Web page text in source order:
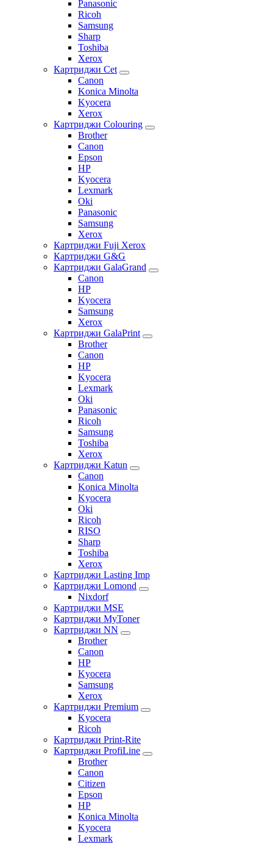
Panasonic
Ricoh
Samsung
Sharp
Toshiba
Xerox
Картриджи Cet
Canon
Konica Minolta
Kyocera
Xerox
Картриджи Colouring
Brother
Canon
Epson
HP
Kyocera
Lexmark
Oki
Panasonic
Samsung
Xerox
Картриджи Fuji Xerox
Картриджи G&G
Картриджи GalaGrand
Canon
HP
Kyocera
Samsung
Xerox
Картриджи GalaPrint
Brother
Canon
HP
Kyocera
Lexmark
Oki
Panasonic
Ricoh
Samsung
Toshiba
Xerox
Картриджи Katun
Canon
Konica Minolta
Kyocera
Oki
Ricoh
RISO
Sharp
Toshiba
Xerox
Картриджи Lasting Imp
Картриджи Lomond
Nixdorf
Картриджи MSE
Картриджи MyToner
Картриджи NN
Brother
Canon
HP
Kyocera
Samsung
Xerox
Картриджи Premium
Kyocera
Ricoh
Картриджи Print-Rite
Картриджи ProfiLine
Brother
Canon
Citizen
Epson
HP
Konica Minolta
Kyocera
Lexmark